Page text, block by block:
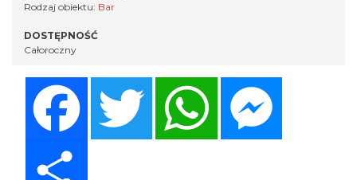
Rodzaj obiektu: Bar
DOSTĘPNOŚĆ
Całoroczny
Twitter WhatsApp